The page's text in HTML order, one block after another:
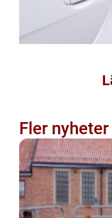
Fler nyheter